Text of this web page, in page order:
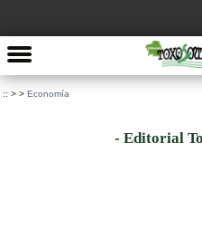
:: > > Economía
- Editorial